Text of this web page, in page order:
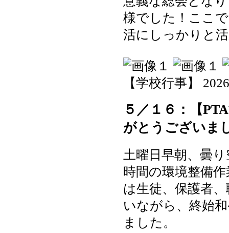
様でした！ここ
活にしっかりと
【学校行事】
５／１６：【
がとうございま
土曜日早朝、曇
時間の環境整備
は生徒、保護者
いながら、終始
ました。